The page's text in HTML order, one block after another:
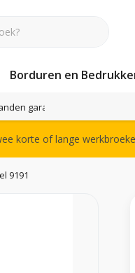
Borduren en
garantie Het
korte of lange
9191